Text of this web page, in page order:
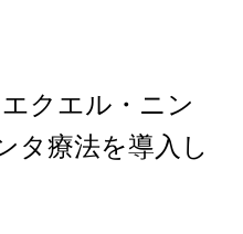
クエル・ニン
タ療法を導入し